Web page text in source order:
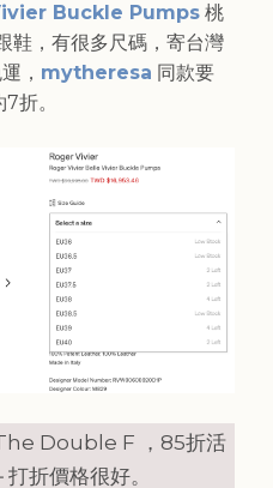
Buckle Pumps 桃
，有很多尺碼，寄台灣
， mytheresa 同款要
折。
Double F ，85折活
折價格很好。